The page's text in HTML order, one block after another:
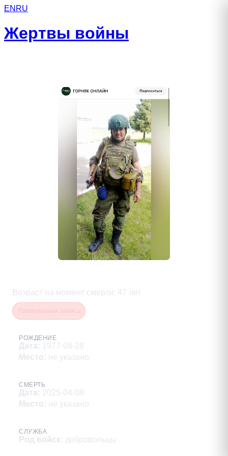
EN RU
Жертвы войны
Возраст на момент смерти : 47 лет
РОЖДЕНИЕ
Дата: 1977-08-28
Место: не указано
СМЕРТЬ
Дата: 2025-04-08
Место: не указано
СЛУЖБА
Род войск: добровольцы